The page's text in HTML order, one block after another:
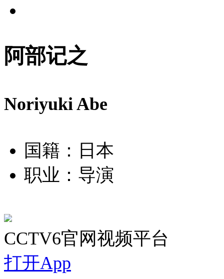
阿部记之
Noriyuki Abe
国籍：日本
职业：导演
CCTV6官网视频平台
打开App